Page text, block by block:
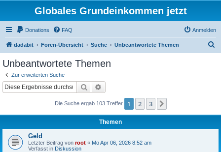
Globales Grundeinkommen jetzt
Donations FAQ Anmelden
dadabit Foren-Übersicht Suche Unbeantwortete Themen
Unbeantwortete Themen
Zur erweiterten Suche
Suche
Die Suche ergab 103 Treffer 1 2 3
Themen
Geld
Letzter Beitrag von root « Mo Apr 06, 2026 8:52 am
Verfasst in Diskussion